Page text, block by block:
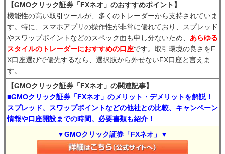
【GMOクリック証券「FXネオ」のおすすめポイント】
機能性の高い取引ツールが、多くのトレーダーから支持されていま
す。特に、スマホアプリの操作性が非常に優れており、スプレッド
やスワップポイントなどのスペック面も申し分ないため、 あらゆる
スタイルのトレーダーにおすすめの口座です。取引環境の良さをF
X口座選びで優先するなら、選択肢から外せないFX口座と言えま
す。
【GMOクリック証券「FXネオ」の関連記事】
■GMOクリック証券「FXネオ」のメリット・デメリットを解説！
スプレッド、スワップポイントなどの他社との比較、キャンペーン
情報や口座開設までの時間、必要書類も紹介！
▼GMOクリック証券「FXネオ」▼